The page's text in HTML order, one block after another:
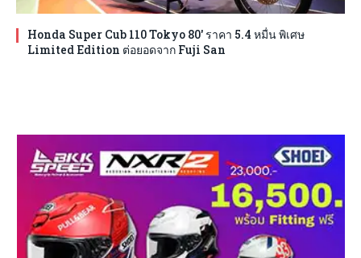
Honda Super Cub 110 Tokyo 80′ ราคา 5.4 หมื่น พิเศษ
Limited Edition ต่อยอดจาก Fuji San